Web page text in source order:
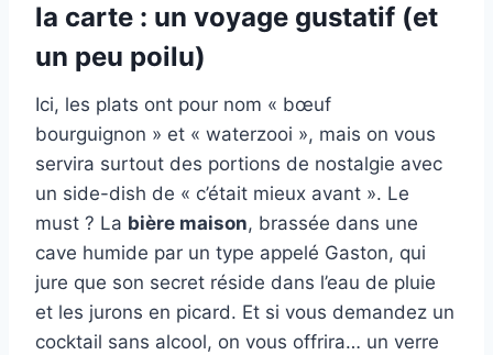
la carte : un voyage gustatif (et
un peu poilu)
Ici, les plats ont pour nom « bœuf
bourguignon » et « waterzooi », mais on vous
servira surtout des portions de nostalgie avec
un side-dish de « c’était mieux avant ». Le
must ? La bière maison, brassée dans une
cave humide par un type appelé Gaston, qui
jure que son secret réside dans l’eau de pluie
et les jurons en picard. Et si vous demandez un
cocktail sans alcool, on vous offrira… un verre